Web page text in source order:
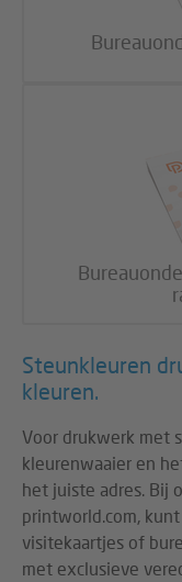
Steunkleuren
kleuren.
Voor drukwerk met
kleurenwaaier en
het juiste adres. Bij
printworld.com,
visitekaartjes of
met exclusieve